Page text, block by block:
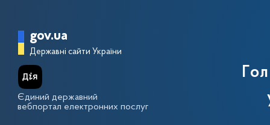
Головна сторінка Державної
gov.ua
Державні сайти України
Єдиний державний
вебпортал електронних послуг